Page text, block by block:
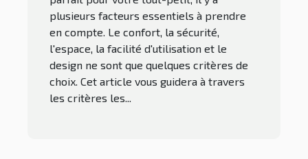
plusieurs facteurs essentiels à prendre
en compte. Le confort, la sécurité,
l'espace, la facilité d'utilisation et le
design ne sont que quelques critères de
choix. Cet article vous guidera à travers
les critères les...